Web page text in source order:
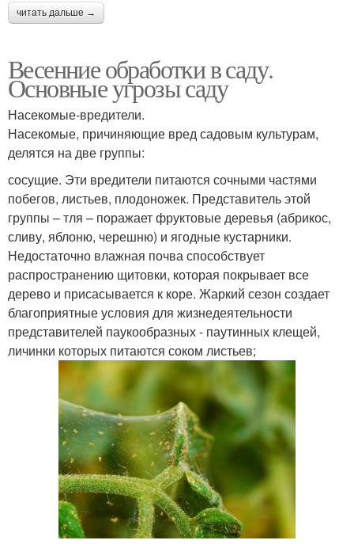
читать дальше →
Весенние обработки в саду.
Основные угрозы саду
Насекомые-вредители.
Насекомые, причиняющие вред садовым культурам,
делятся на две группы:
сосущие. Эти вредители питаются сочными частями
побегов, листьев, плодоножек. Представитель этой
группы – тля – поражает фруктовые деревья (абрикос,
сливу, яблоню, черешню) и ягодные кустарники.
Недостаточно влажная почва способствует
распространению щитовки, которая покрывает все
дерево и присасывается к коре. Жаркий сезон создает
благоприятные условия для жизнедеятельности
представителей паукообразных - паутинных клещей,
личинки которых питаются соком листьев;